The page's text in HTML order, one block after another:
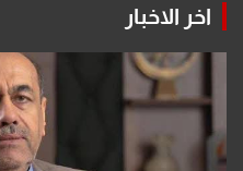
اخر الاخبار